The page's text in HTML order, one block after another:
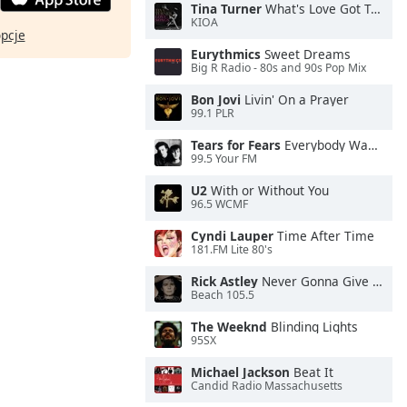
Tina Turner What's Love Got To Do With It
KIOA
Eurythmics Sweet Dreams
Big R Radio - 80s and 90s Pop Mix
Bon Jovi Livin' On a Prayer
99.1 PLR
Tears for Fears Everybody Wants To Rule the World
99.5 Your FM
U2 With or Without You
96.5 WCMF
Cyndi Lauper Time After Time
181.FM Lite 80's
Rick Astley Never Gonna Give You Up
Beach 105.5
The Weeknd Blinding Lights
95SX
Michael Jackson Beat It
Candid Radio Massachusetts